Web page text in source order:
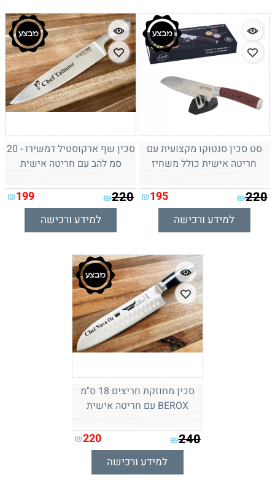
סט סכין סנטוקו מקצועית עם
חריטה אישית כולל משחיז
₪220
₪195
למידע ורכישה
סכין שף ארקוסטיל דמשירו - 20
סמ להב עם חריטה אישית
₪220
₪199
למידע ורכישה
סכין מחוזקת חריצים 18 ס"מ
BEROX עם חריטה אישית
₪240
₪220
למידע ורכישה